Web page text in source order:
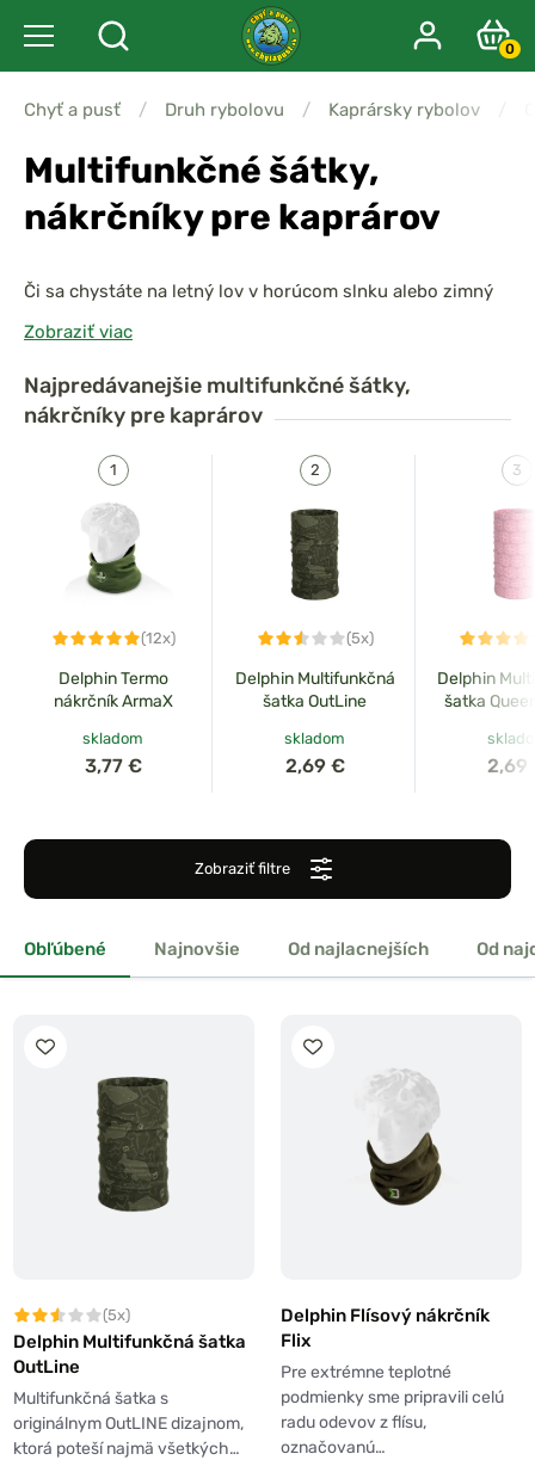
0
Chyť a pusť / Druh rybolovu / Kaprársky rybolov
Multifunkčné šátky,
nákrčníky pre kaprárov
Či sa chystáte na letný lov v horúcom slnku alebo zimný
výlet do mrazivého počasia,
každého rybára. Tieto univerzálne kúsky oblečenia vám
poskytnúochranu, pohodlie a štýl
nákrčník, šátek, kuklu, čelenku alebo masku cez tvár
Zobraziť viac
Najpredávanejšie multifunkčné šátky,
nákrčníky pre kaprárov
(12x)
Delphin Termo
nákrčník ArmaX
skladom
3,77 €
(5x)
Delphin Multifunkčná
šatka OutLine
skladom
2,69 €
Delphin
šatka
2,69
Zobraziť filtre
Obľúbené Najnovšie Od najlacnejších Od
(5x)
Delphin Multifunkčná šatka
OutLine
Multifunkčná šatka s
originálnym OutLINE dizajnom,
ktorá poteší najmä všetkých…
Delphin Flísový nákrčník
Flix
Pre extrémne teplotné
podmienky sme pripravili celú
radu odevov z flísu,
označovanú…